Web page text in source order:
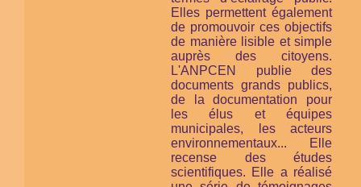
Elles permettent également
de promouvoir ces objectifs
de manière lisible et simple
auprès des citoyens.
L'ANPCEN publie des
documents grands publics,
de la documentation pour
les élus et équipes
municipales, les acteurs
environnementaux... Elle
recense des études
scientifiques. Elle a réalisé